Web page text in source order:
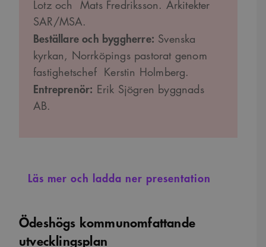
Lotz och Mats Fredriksson. Arkitekter
SAR/MSA.
Beställare och byggherre: Svenska
kyrkan, Norrköpings pastorat genom
fastighetschef Kerstin Holmberg.
Entreprenör: Erik Sjögren byggnads
AB.
Läs mer och ladda ner presentation
Ödeshögs kommunomfattande
utvecklingsplan